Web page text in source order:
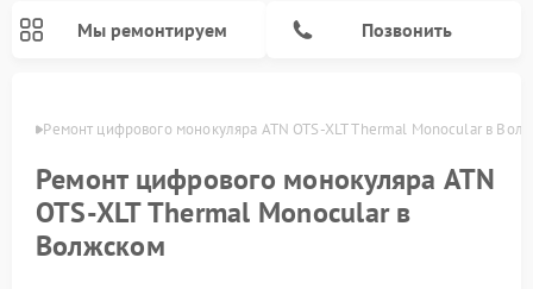
Мы ремонтируем Позвонить
Ремонт цифрового монокуляра ATN OTS‑XLT Thermal Monocular в
Ремонт цифрового монокуляра ATN
OTS‑XLT Thermal Monocular в
Волжском